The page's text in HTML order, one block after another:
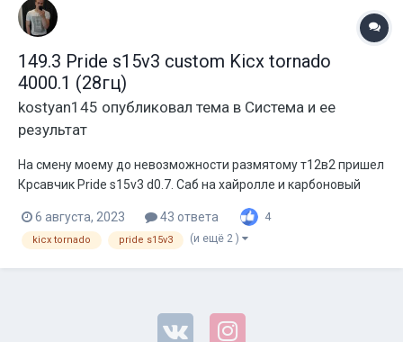
149.3 Pride s15v3 custom Kicx tornado
4000.1 (28гц)
kostyan145 опубликовал тема в Система и ее
результат
На смену моему до невозможности размятому т12в2 пришел
Крсавчик Pride s15v3 d0.7. Саб на хайролле и карбоновый
было вправо-влево двигать. Труба 200 (цель хороший рез ,
но 200 мухыкальнее, поэтому с нее начал) 54см длиной.
6 августа, 2023 43 ответа 4
kicx tornado pride s15v3 (и ещё 2 )